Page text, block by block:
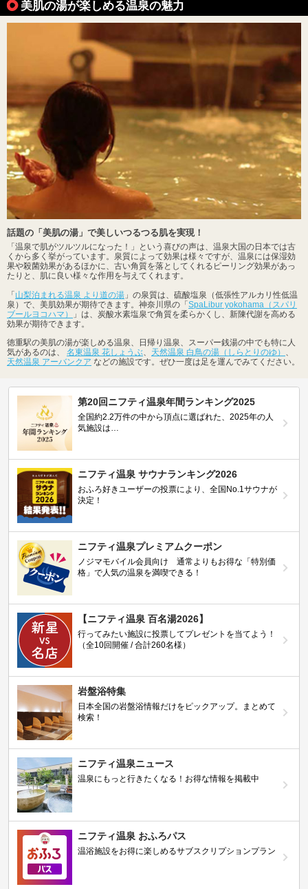
美肌の湯が楽しめる温泉の魅力
話題の「美肌の湯」で美しいつるつる肌を実現！
「温泉で肌がツルツルになった！」という喜びの声は、温泉大国の日本では古
くから多く挙がっています。泉質によって効果は様々ですが、温泉には保湿効
果や殺菌効果があるほかに、古い角質を落としてくれるピーリング効果があっ
たりと、肌に良い様々な作用を与えてくれます。
「山梨泊まれる温泉 より道の湯 」の泉質は、硫酸塩泉（低張性アルカリ性低温
泉）で、美肌効果が期待できます。神奈川県の「SpaLibur yokohama（スパリ
ブールヨコハマ）
」は、炭酸水素塩泉で角質を柔らかくし、新陳代謝を高める
効果が期待できます。
徳重駅の美肌の湯が楽しめる温泉、日帰り温泉、スーパー銭湯の中でも特に人
気があるのは、 名東温泉 花しょうぶ 天然温泉 白鳥の湯（しらとりのゆ）
天然温泉 アーバンクア などの施設です。ぜひ一度は足を運んでみてください。
第20回ニフティ温泉年間ランキング2025
全国約2.2万件の中から頂点に選ばれた、2025年の人
気施設は…
ニフティ温泉 サウナランキング2026
おふろ好きユーザーの投票により、全国No.1サウナが
決定！
ニフティ温泉プレミアムクーポン
ノジマモバイル会員向け 通常よりもお得な「特別価
格」で人気の温泉を満喫できる！
【ニフティ温泉 百名湯2026】
行ってみたい施設に投票してプレゼントを当てよう！
（全10回開催 / 合計260名様）
岩盤浴特集
日本全国の岩盤浴情報だけをピックアップ。まとめて
検索！
ニフティ温泉ニュース
温泉にもっと行きたくなる！お得な情報を掲載中
ニフティ温泉 おふろパス
温浴施設をお得に楽しめるサブスクリプションプラン